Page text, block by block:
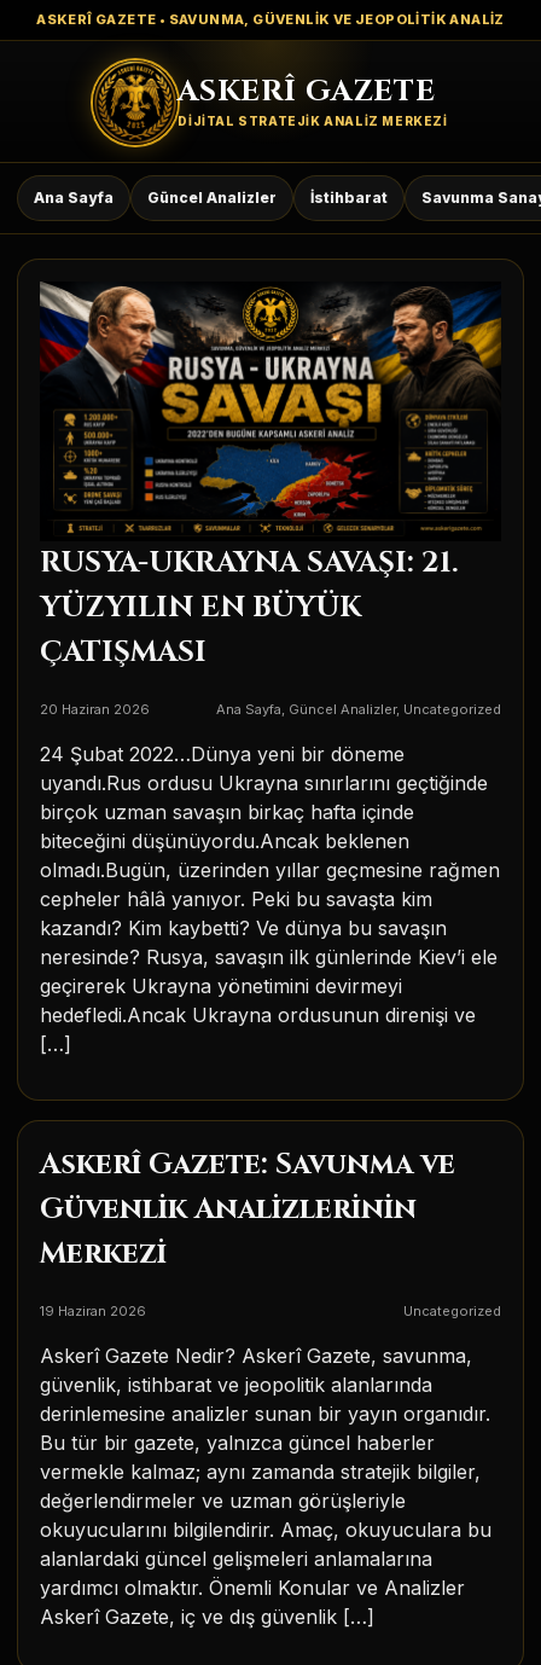
ASKERÎ GAZETE • SAVUNMA, GÜVENLİK VE JEOPOLİTİK ANALİZ
ASKERÎ GAZETE
DİJİTAL STRATEJİK ANALİZ MERKEZİ
Ana Sayfa Güncel Analizler İstihbarat Savunma
RUSYA-UKRAYNA SAVAŞI: 21.
YÜZYILIN EN BÜYÜK
ÇATIŞMASI
20 Haziran 2026 Ana Sayfa Güncel Analizler, Uncategorized
24 Şubat 2022…Dünya yeni bir döneme
uyandı.Rus ordusu Ukrayna sınırlarını geçtiğinde
birçok uzman savaşın birkaç hafta içinde
biteceğini düşünüyordu.Ancak beklenen
olmadı.Bugün, üzerinden yıllar geçmesine rağmen
cepheler hâlâ yanıyor. Peki bu savaşta kim
kazandı? Kim kaybetti? Ve dünya bu savaşın
neresinde? Rusya, savaşın ilk günlerinde Kiev’i ele
geçirerek Ukrayna yönetimini devirmeyi
hedefledi.Ancak Ukrayna ordusunun direnişi ve
[…]
Askerî Gazete: Savunma ve
Güvenlik Analizlerinin
Merkezi
19 Haziran 2026 Uncategorized
Askerî Gazete Nedir? Askerî Gazete, savunma,
güvenlik, istihbarat ve jeopolitik alanlarında
derinlemesine analizler sunan bir yayın organıdır.
Bu tür bir gazete, yalnızca güncel haberler
vermekle kalmaz; aynı zamanda stratejik bilgiler,
değerlendirmeler ve uzman görüşleriyle
okuyucularını bilgilendirir. Amaç, okuyuculara bu
alanlardaki güncel gelişmeleri anlamalarına
yardımcı olmaktır. Önemli Konular ve Analizler
Askerî Gazete, iç ve dış güvenlik […]